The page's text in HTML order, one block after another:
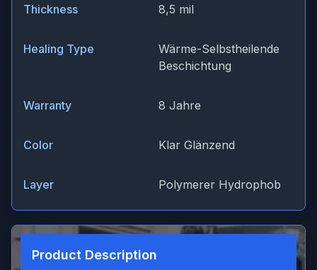
Thickness 8,5 mil
Healing Type
Wärme-Selbstheilende
Beschichtung
Warranty 8 Jahre
Color Klar Glänzend
Layer Polymerer Hydrophob
Product Description